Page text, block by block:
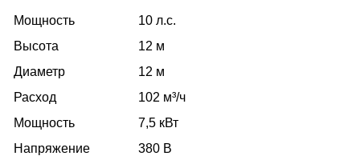
Мощность
10 л.с.
Высота
12 м
Диаметр
12 м
Расход
102 м³/ч
Мощность
7,5 кВт
Напряжение
380 В